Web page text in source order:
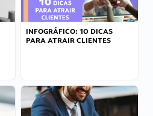
INFOGRÁFICO: 10 DICAS
PARA ATRAIR CLIENTES